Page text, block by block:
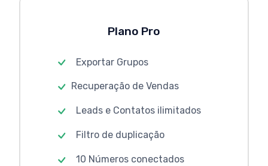
Plano Pro
Exportar Grupos
Recuperação de Vendas
Leads e Contatos ilimitados
Filtro de duplicação
10 Números conectados